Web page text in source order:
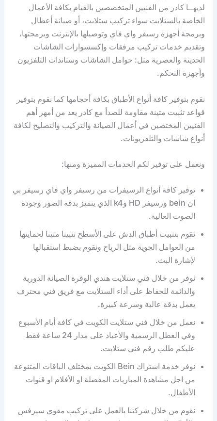
لديهــا كادر من الفنيين المتخصصين بالقيام بكافة الأعمال
الخاصة بالستلايت سواء تركيب ستلايت، أو صيانة أعطال
وبرمجة أجهزة رسيفر واي فاي وتوصيلها بالإنترنت وبرمجتها،
وتقديم خدمات تركيب مرفقات وإكسسوارات الشاشات
الحديثة والعصرية مثل: حوامل الشاشات وستاندات التلفزيون
وأجهزة التحكم.
نقوم بتوفير كافة أنواع الأطباق بكافة أحجامها كما نقوم بتوفير
قواعد تثبيت متينة مقاومة للصدأ مع كادر يعد من أمهر أهم
الفنيين المختصين في أعمال الصيانة والتركيب والتصليح لكافة
أنواع شاشات والتلفزيونات.
ونعمل على توفير لكم الخدمات المميزة ومنها:
توفير كافة أنواع الرسيفرات من رسيفر واي فاي رسيفر بي
ان bein ورسيفر HD وk4 الذي يتميز بدقة الصور وجودة
الصوت العالية.
نقوم بتثبيت أطباق الدش على الأسطح تثبيتا متينا لحمايتها
من العوامل الجوية مثل الرياح ونقوم بضبط استقبالها
لإشارة البث.
نوفر من خلال فني ستلايت هندي الوفرة الصيانة الدورية
والدائمة للحفاظ على أداء الستلايت مع فريق فني محترف
يعمل بدقة عالية وسرعة كبيرة.
نعمل من خلال فني ستلايت الكويت في كافة أيام الأسبوع
وفي العطل الرسمية والأعياد على مدار 24 ساعة فقط
عليكم طلب رقم فني ستلايت.
نوفر خدمة اشتراك Bein الكويت بمختلف الباقات المتنوعة
من اجل مشاهدة المباريات المفضلة او الأفلام او قنوات
الأطفال.
نقوم من خلال شركتنا بالعمل على تركيب مقوي سيرفس